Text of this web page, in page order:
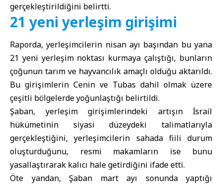
gerçekleştirildiğini belirtti.
21 yeni yerleşim girişimi
Raporda, yerleşimcilerin nisan ayı başından bu yana
21 yeni yerleşim noktası kurmaya çalıştığı, bunların
çoğunun tarım ve hayvancılık amaçlı olduğu aktarıldı.
Bu girişimlerin Cenin ve Tubas dahil olmak üzere
çeşitli bölgelerde yoğunlaştığı belirtildi.
Şaban, yerleşim girişimlerindeki artışın İsrail
hükümetinin siyasi düzeydeki talimatlarıyla
gerçekleştiğini, yerleşimcilerin sahada fiili durum
oluşturduğunu, resmi makamların ise bunu
yasallaştırarak kalıcı hale getirdiğini ifade etti.
Öte yandan, Şaban mart ayı sonunda yaptığı